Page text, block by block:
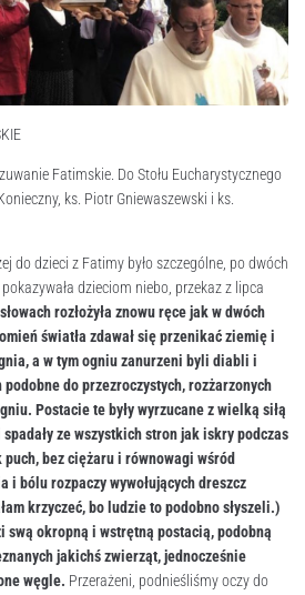
Fatimskie. Do Stołu Eucharystycznego
ks. Piotr Gniewaszewski i ks.
do dzieci z Fatimy było szczególne, po dwóch
dzieciom niebo, przekaz z lipca
rozłożyła znowu ręce jak w dwóch
światła zdawał się przenikać ziemię i
a w tym ogniu zanurzeni byli diabli i
do przezroczystych, rozżarzonych
Postacie te były wyrzucane z wielką siłą
ze wszystkich stron jak iskry podczas
bez ciężaru i równowagi wśród
i bólu rozpaczy wywołujących dreszcz
krzyczeć, bo ludzie to podobno słyszeli.)
okropną i wstrętną postacią, podobną
jakichś zwierząt, jednocześnie
węgle. Przerażeni, podnieśliśmy oczy do